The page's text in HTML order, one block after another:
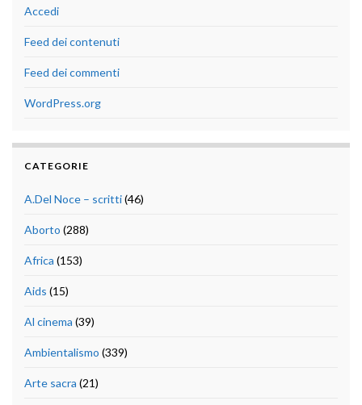
Accedi
Feed dei contenuti
Feed dei commenti
WordPress.org
CATEGORIE
A.Del Noce – scritti(46)
Aborto (288)
Africa (153)
Aids (15)
Al cinema (39)
Ambientalismo (339)
Arte sacra (21)